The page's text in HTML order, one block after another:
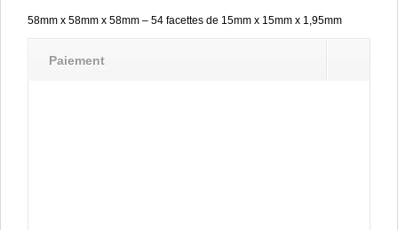
58mm x 58mm x 58mm – 54 facettes de 15mm x 15mm x 1,95mm
Paiement